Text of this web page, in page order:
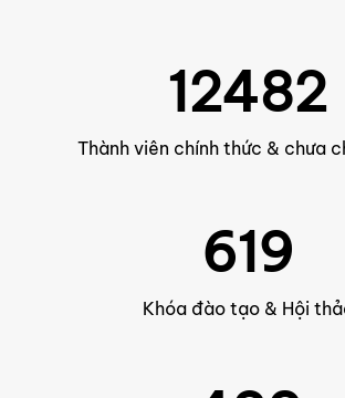
12482
Thành viên chính thức & chưa
619
Khóa đào tạo & Hội